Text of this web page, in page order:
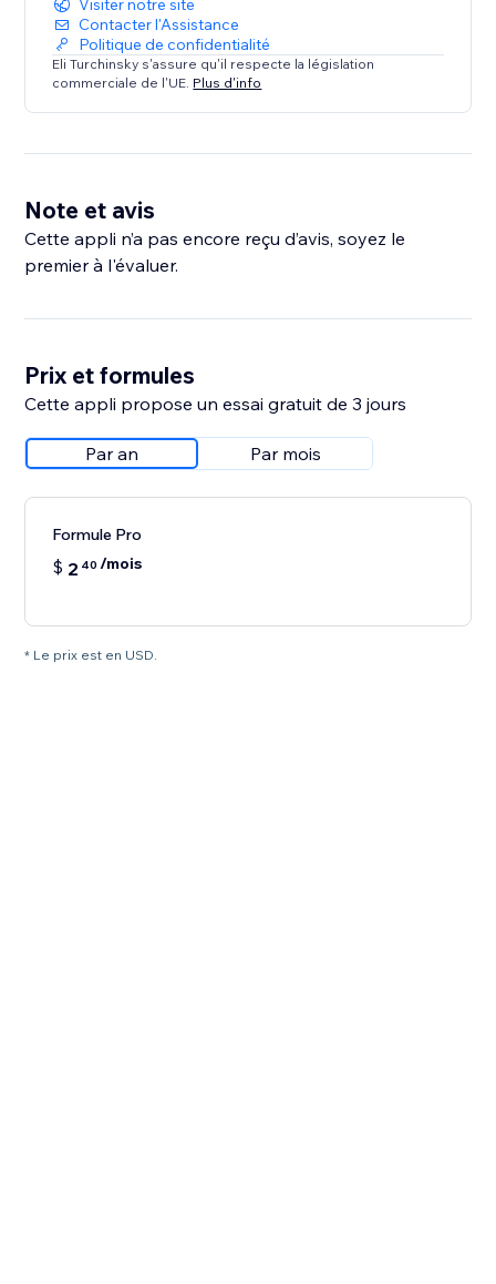
Visiter notre site
Contacter l'Assistance
Politique de confidentialité
Eli Turchinsky s'assure qu'il respecte la législation
commerciale de l'UE. Plus d'info
Note et avis
Cette appli n’a pas encore reçu d’avis, soyez le
premier à l'évaluer.
Prix et formules
Cette appli propose un essai gratuit de 3 jours
Par an Par mois
Formule Pro
$ 2 40 /mois
* Le prix est en USD.